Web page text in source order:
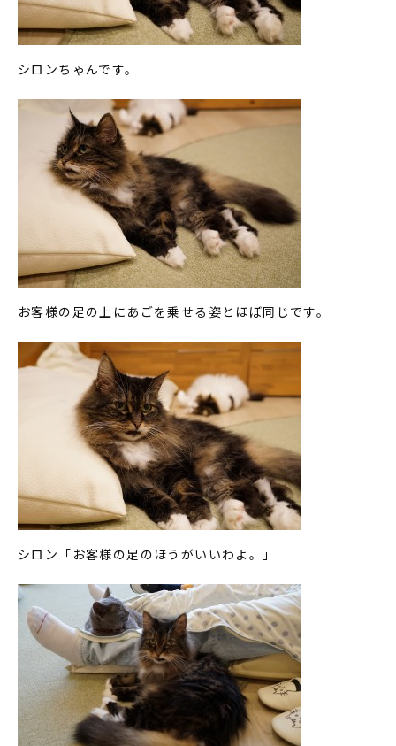
シロンちゃんです。
お客様の足の上にあごを乗せる姿とほぼ同じです。
シロン「お客様の足のほうがいいわよ。」